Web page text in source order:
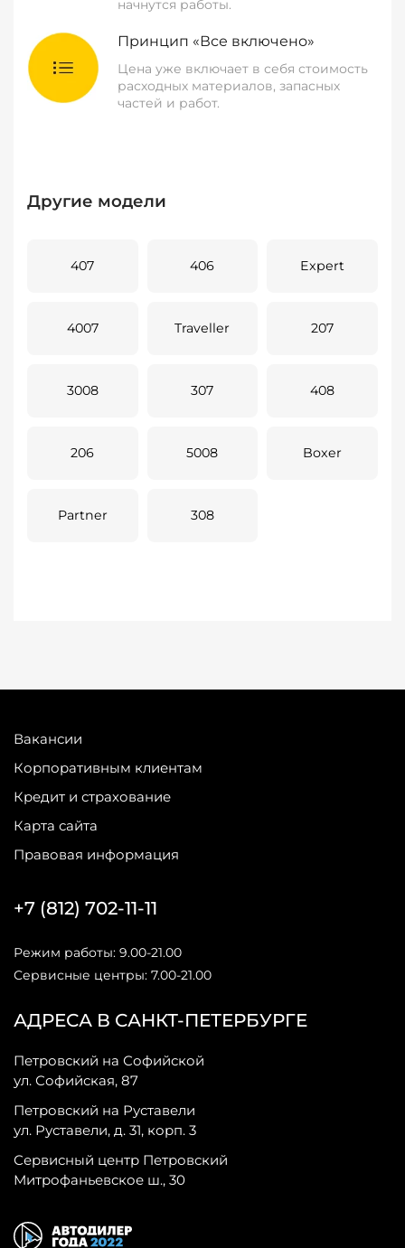
начнутся работы.
Принцип «Все включено»
Цена уже включает в себя стоимость
расходных материалов, запасных
частей и работ.
Другие модели
407 406 Expert
4007 Traveller 207
3008 307 408
206 5008 Boxer
Partner 308
Вакансии
Корпоративным клиентам
Кредит и страхование
Карта сайта
Правовая информация
АДРЕСА В САНКТ-ПЕТЕРБУРГЕ
Петровский на Софийской
ул. Софийская, 87
Петровский на Руставели
ул. Руставели, д. 31, корп. 3
Сервисный центр Петровский
Митрофаньевское ш., 30
+7 (812) 702-11-11
Режим работы: 9.00-21.00
Сервисные центры: 7.00-21.00